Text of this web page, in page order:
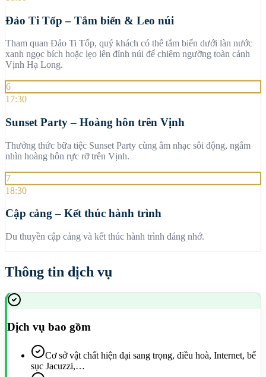
Đảo Ti Tốp – Tắm biển & Leo núi
Tham quan Đảo Ti Tốp, quý khách có thể tắm biển dưới làn nước
xanh ngọc bích hoặc lẹo lên đỉnh núi để chiêm ngưỡng toàn cảnh
Vịnh Hạ Long.
6
17:30
Sunset Party – Hoàng hôn trên Vịnh
Thưởng thức bữa tiệc Sunset Party cùng âm nhạc sôi động, ngắm
nhìn hoàng hôn rực rỡ trên Vịnh.
7
18:30
Cập cảng – Kết thúc hành trình
Du thuyền cập cảng và kết thúc hành trình đáng nhớ.
Thông tin dịch vụ
Dịch vụ bao gồm
Cơ sở vật chất hiện đại sang trọng, điều hoà, Internet, bể
sục Jacuzzi,…